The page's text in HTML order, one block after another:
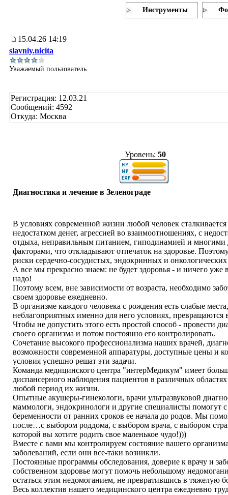
Инструменты
15.04.26 14:19
slavniy.nicita
Уважаемый пользователь
Регистрация: 12.03.21
Сообщений: 4592
Откуда: Москва
Уровень: 50
Диагностика и лечение в Зеленограде
В условиях современной жизни любой человек сталкивается
недостатком денег, агрессией во взаимоотношениях, с
отдыха, неправильным питанием, гиподинамией и многими
факторами, что откладывают отпечаток на здоровье.
риски сердечно-сосудистых, эндокринных и
А все мы прекрасно знаем: не будет здоровья - и ничего уже
надо!
Поэтому всем, вне зависимости от возраста, необходимо
своем здоровье ежедневно.
В организме каждого человека с рождения есть слабые
неблагоприятных именно для него условиях, превращаются
Чтобы не допустить этого есть простой способ - провести
своего организма и потом постоянно его контролировать.
Сочетание высокого профессионализма наших врачей,
возможности современной аппаратуры, доступные цены и
условия успешно решат эти задачи.
Команда медицинского центра "интерМедикум" имеет
диспансерного наблюдения пациентов в различных
любой период их жизни.
Опытные акушеры-гинекологи, врачи ультразвуковой
маммологи, эндокринологи и другие специалисты помогут
беременности от ранних сроков ее начала до родов. Мы
после…с выбором роддома, с выбором врача, с выбором
которой вы хотите родить свое маленькое чудо!)))
Вместе с вами мы контролируем состояние вашего
заболеваний, если они все-таки возникли.
Постоянные программы обследования, доверие к врачу и
собственном здоровье могут помочь небольшому
остаться этим недомоганием, не превратившись в тяжелую
Весь коллектив нашего медицинского центра ежедневно